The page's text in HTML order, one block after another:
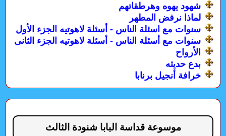
شهود يهوه وهرطقاتهم
لماذا نرفض المطهر
سنوات مع اسئلة الناس - أسئلة لاهوتيه الجزء الأول
سنوات مع أسئلة الناس - أسئلة لاهوتيه الجزء الثانى
الأرواح
بدع حديثه
خرافة أنجيل برنابا
موسوعة قداسة البابا شنودة الثالث